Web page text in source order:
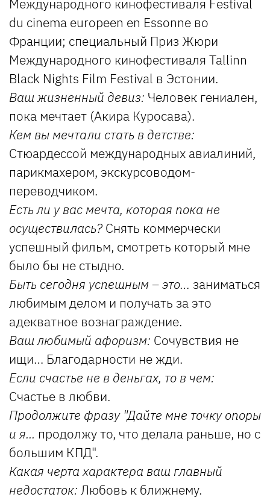
Международного кинофестиваля Festival
du cinema europeen en Essonne во
Франции; специальный Приз Жюри
Международного кинофестиваля Tallinn
Black Nights Film Festival в Эстонии.
Ваш жизненный девиз: Человек гениален,
пока мечтает (Акира Куросава).
Кем вы мечтали стать в детстве:
Стюардессой международных авиалиний,
парикмахером, экскурсоводом-
переводчиком.
Есть ли у вас мечта, которая пока не
осуществилась? Снять коммерчески
успешный фильм, смотреть который мне
было бы не стыдно.
Быть сегодня успешным – это… заниматься
любимым делом и получать за это
адекватное вознаграждение.
Ваш любимый афоризм: Сочувствия не
ищи… Благодарности не жди.
Если счастье не в деньгах, то в чем:
Счастье в любви.
Продолжите фразу "Дайте мне точку опоры
и я... продолжу то, что делала раньше, но с
большим КПД".
Какая черта характера ваш главный
недостаток: Любовь к ближнему.